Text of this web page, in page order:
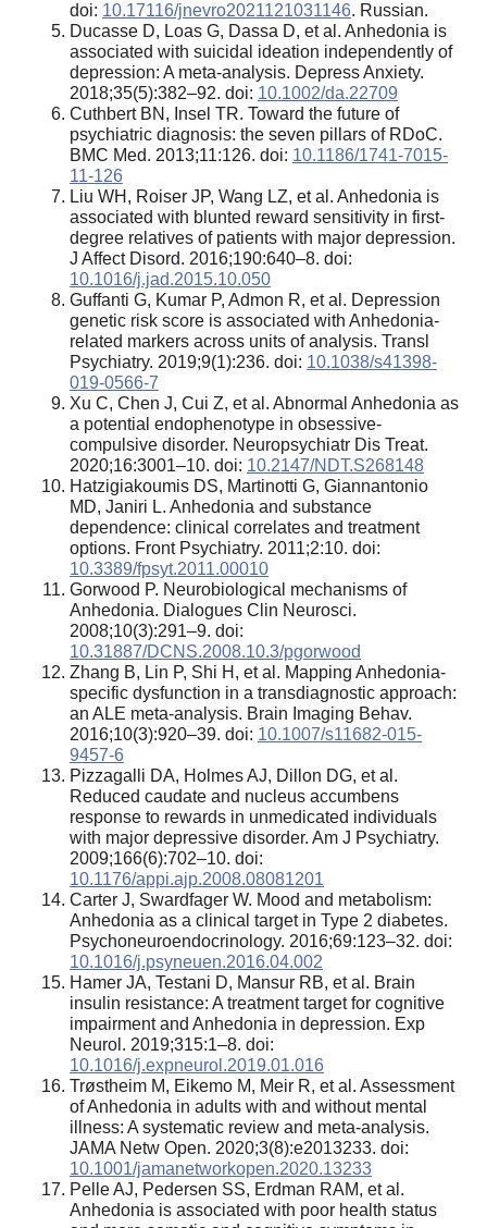
doi: 10.17116/jnevro2021121031146. Russian.
Ducasse D, Loas G, Dassa D, et al. Anhedonia is
associated with suicidal ideation independently of
depression: A meta-analysis. Depress Anxiety.
2018;35(5):382–92. doi: 10.1002/da.22709
Cuthbert BN, Insel TR. Toward the future of
psychiatric diagnosis: the seven pillars of RDoC.
BMC Med. 2013;11:126. doi: 10.1186/1741-7015-
11-126
Liu WH, Roiser JP, Wang LZ, et al. Anhedonia is
associated with blunted reward sensitivity in first-
degree relatives of patients with major depression.
J Affect Disord. 2016;190:640–8. doi:
10.1016/j.jad.2015.10.050
Guffanti G, Kumar P, Admon R, et al. Depression
genetic risk score is associated with Anhedonia-
related markers across units of analysis. Transl
Psychiatry. 2019;9(1):236. doi: 10.1038/s41398-
019-0566-7
Xu C, Chen J, Cui Z, et al. Abnormal Anhedonia as
a potential endophenotype in obsessive-
compulsive disorder. Neuropsychiatr Dis Treat.
2020;16:3001–10. doi: 10.2147/NDT.S268148
Hatzigiakoumis DS, Martinotti G, Giannantonio
MD, Janiri L. Anhedonia and substance
dependence: clinical correlates and treatment
options. Front Psychiatry. 2011;2:10. doi:
10.3389/fpsyt.2011.00010
Gorwood P. Neurobiological mechanisms of
Anhedonia. Dialogues Clin Neurosci.
2008;10(3):291–9. doi:
10.31887/DCNS.2008.10.3/pgorwood
Zhang B, Lin P, Shi H, et al. Mapping Anhedonia-
specific dysfunction in a transdiagnostic approach:
an ALE meta-analysis. Brain Imaging Behav.
2016;10(3):920–39. doi: 10.1007/s11682-015-
9457-6
Pizzagalli DA, Holmes AJ, Dillon DG, et al.
Reduced caudate and nucleus accumbens
response to rewards in unmedicated individuals
with major depressive disorder. Am J Psychiatry.
2009;166(6):702–10. doi:
10.1176/appi.ajp.2008.08081201
Carter J, Swardfager W. Mood and metabolism:
Anhedonia as a clinical target in Type 2 diabetes.
Psychoneuroendocrinology. 2016;69:123–32. doi:
10.1016/j.psyneuen.2016.04.002
Hamer JA, Testani D, Mansur RB, et al. Brain
insulin resistance: A treatment target for cognitive
impairment and Anhedonia in depression. Exp
Neurol. 2019;315:1–8. doi:
10.1016/j.expneurol.2019.01.016
Trøstheim M, Eikemo M, Meir R, et al. Assessment
of Anhedonia in adults with and without mental
illness: A systematic review and meta-analysis.
JAMA Netw Open. 2020;3(8):e2013233. doi:
10.1001/jamanetworkopen.2020.13233
Pelle AJ, Pedersen SS, Erdman RAM, et al.
Anhedonia is associated with poor health status